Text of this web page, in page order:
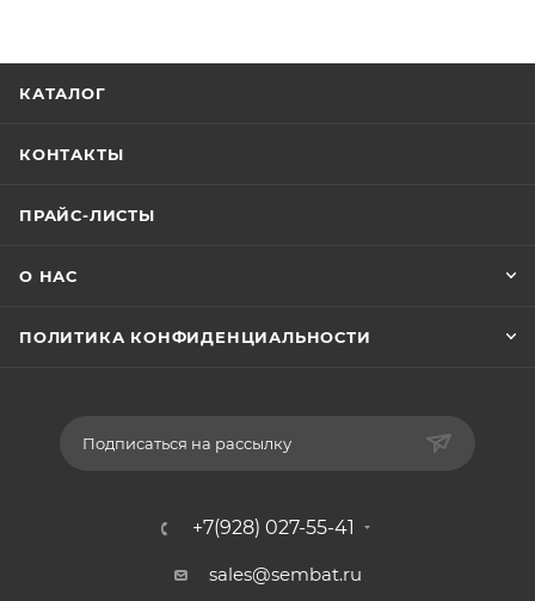
КАТАЛОГ
КОНТАКТЫ
ПРАЙС-ЛИСТЫ
О НАС
ПОЛИТИКА КОНФИДЕНЦИАЛЬНОСТИ
Подписаться на рассылку
+7(928) 027-55-41
sales@sembat.ru